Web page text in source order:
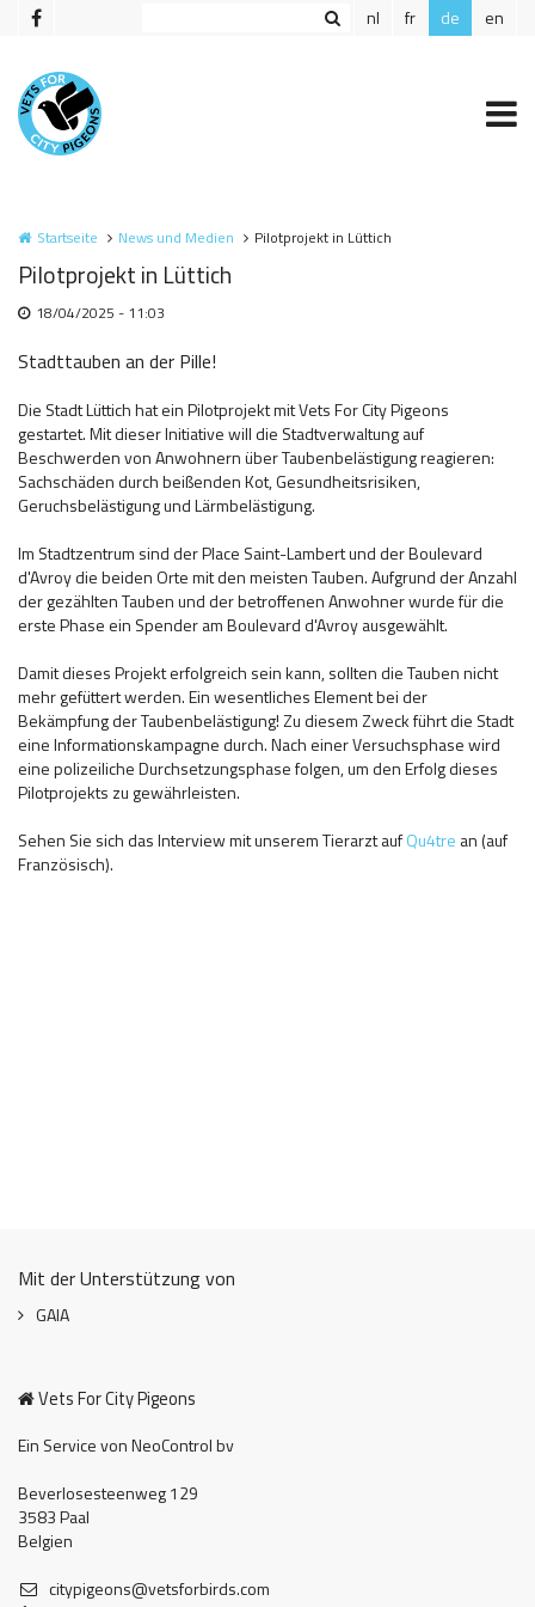
Direkt zum Inhalt nl fr de en
Startseite News und Medien Pilotprojekt in Lüttich
Pilotprojekt in Lüttich
18/04/2025 - 11:03
Stadttauben an der Pille!
Die Stadt Lüttich hat ein Pilotprojekt mit Vets For City Pigeons
gestartet. Mit dieser Initiative will die Stadtverwaltung auf
Beschwerden von Anwohnern über Taubenbelästigung reagieren:
Sachschäden durch beißenden Kot, Gesundheitsrisiken,
Geruchsbelästigung und Lärmbelästigung.
Im Stadtzentrum sind der Place Saint-Lambert und der Boulevard
d'Avroy die beiden Orte mit den meisten Tauben. Aufgrund der Anzahl
der gezählten Tauben und der betroffenen Anwohner wurde für die
erste Phase ein Spender am Boulevard d'Avroy ausgewählt.
Damit dieses Projekt erfolgreich sein kann, sollten die Tauben nicht
mehr gefüttert werden. Ein wesentliches Element bei der
Bekämpfung der Taubenbelästigung! Zu diesem Zweck führt die Stadt
eine Informationskampagne durch. Nach einer Versuchsphase wird
eine polizeiliche Durchsetzungsphase folgen, um den Erfolg dieses
Pilotprojekts zu gewährleisten.
Sehen Sie sich das Interview mit unserem Tierarzt aufQu4tre an (auf
Französisch).
Mit der Unterstützung von
GAIA
Vets For City Pigeons
Ein Service von NeoControl bv
Beverlosesteenweg 129
3583 Paal
Belgien
citypigeons@vetsforbirds.com